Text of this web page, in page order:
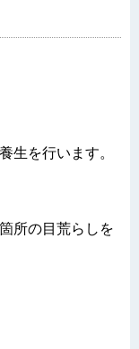
生を行います。
所の目荒らしを